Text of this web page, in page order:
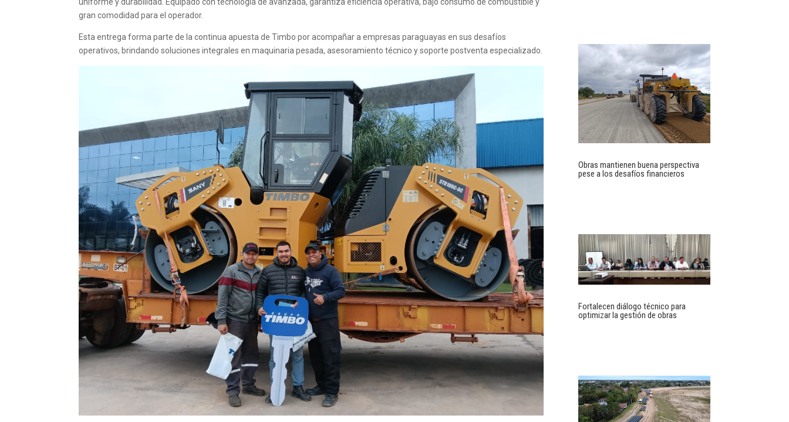
uniforme y durabilidad. Equipado con tecnología de avanzada, garantiza eficiencia operativa, bajo consumo de combustible y
gran comodidad para el operador.
Esta entrega forma parte de la continua apuesta de Timbo por acompañar a empresas paraguayas en sus desafíos
operativos, brindando soluciones integrales en maquinaria pesada, asesoramiento técnico y soporte postventa especializado.
Obras mantienen buena perspectiva
pese a los desafíos financieros
Fortalecen diálogo técnico para
optimizar la gestión de obras